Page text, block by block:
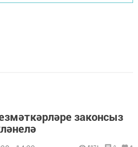
законсыз